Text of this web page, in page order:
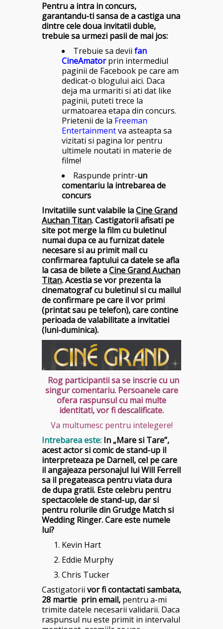
Pentru a intra in concurs,
garantandu-ti sansa de a castiga una
dintre cele doua invitatii duble,
trebuie sa urmezi pasii de mai jos:
Trebuie sa devii fan
CineAmator prin intermediul
paginii de Facebook pe care am
dedicat-o blogului aici. Daca
deja ma urmariti si ati dat like
paginii, puteti trece la
urmatoarea etapa din concurs.
Prietenii de la Freeman
Entertainmentva asteapta sa
vizitati si pagina lor pentru
ultimele noutati in materie de
filme!
Raspunde printr-un
comentariu la intrebarea de
concurs
Invitatiile sunt valabile laCine Grand
Auchan Titan. Castigatorii afisati pe
site pot merge la film cu buletinul
numai dupa ce au furnizat datele
necesare si au primit mail cu
confirmarea faptului ca datele se afla
la casa de bilete aCine Grand Auchan
Titan. Acestia se vor prezenta la
cinematograf cu buletinul si cu mailul
de confirmare pe care il vor primi
(printat sau pe telefon), care contine
perioada de valabilitate a invitatiei
(luni-duminica).
Rog participantii sa se inscrie cu un
singur comentariu. Persoanele care
ofera raspunsul cu mai multe
identitati, vor fi descalificate.
Va multumesc pentru intelegere!
Intrebarea este: In „Mare si Tare”,
acest actor si comic de stand-up il
interpreteaza pe Darnell, cel pe care
il angajeaza personajul lui Will Ferrell
sa il pregateasca pentru viata dura
de dupa gratii. Este celebru pentru
spectacolele de stand-up, dar si
pentru rolurile din Grudge Match si
Wedding Ringer. Care este numele
lui?
Kevin Hart
Eddie Murphy
Chris Tucker
Castigatorii vor fi contactati sambata,
28 martie prin email, pentru a-mi
trimite datele necesarii validarii. Daca
raspunsul nu este primit in intervalul